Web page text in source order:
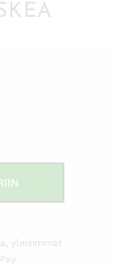
yleisimmät